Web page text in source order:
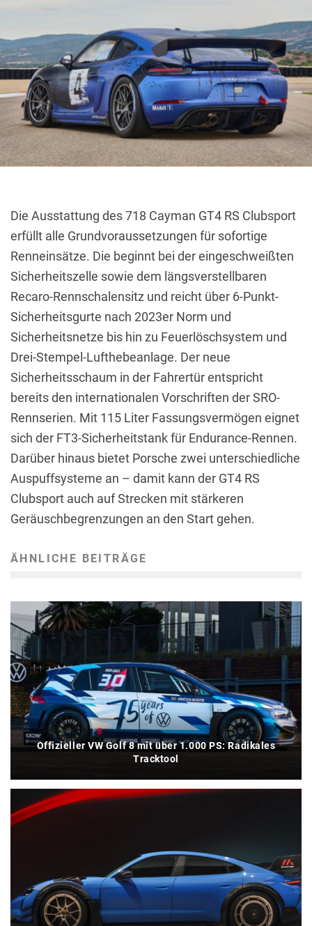
Die Ausstattung des 718 Cayman GT4 RS Clubsport
erfüllt alle Grundvoraussetzungen für sofortige
Renneinsätze. Die beginnt bei der eingeschweißten
Sicherheitszelle sowie dem längsverstellbaren
Recaro-Rennschalensitz und reicht über 6-Punkt-
Sicherheitsgurte nach 2023er Norm und
Sicherheitsnetze bis hin zu Feuerlöschsystem und
Drei-Stempel-Lufthebeanlage. Der neue
Sicherheitsschaum in der Fahrertür entspricht
bereits den internationalen Vorschriften der SRO-
Rennserien. Mit 115 Liter Fassungsvermögen eignet
sich der FT3-Sicherheitstank für Endurance-Rennen.
Darüber hinaus bietet Porsche zwei unterschiedliche
Auspuffsysteme an – damit kann der GT4 RS
Clubsport auch auf Strecken mit stärkeren
Geräuschbegrenzungen an den Start gehen.
ÄHNLICHE BEITRÄGE
Offizieller VW Golf 8 mit über 1.000 PS: Radikales
Tracktool